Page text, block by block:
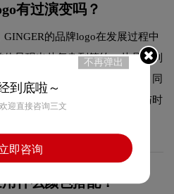
有过演变吗？
的品牌logo在发展过程中
呈现出从复杂到简约、从具象到
次更新都紧跟时代审美潮流，同
续性，使品牌视觉形象始终与时
什么颜色搭配？
不再弹出
到底啦～
迎直接咨询三文
即咨询